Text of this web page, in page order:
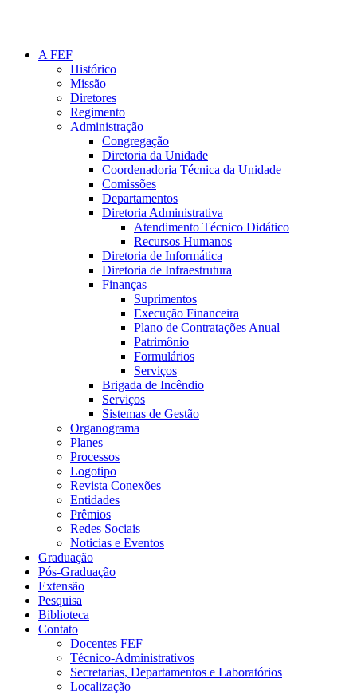
A FEF
Histórico
Missão
Diretores
Regimento
Administração
Congregação
Diretoria da Unidade
Coordenadoria Técnica da Unidade
Comissões
Departamentos
Diretoria Administrativa
Atendimento Técnico Didático
Recursos Humanos
Diretoria de Informática
Diretoria de Infraestrutura
Finanças
Suprimentos
Execução Financeira
Plano de Contratações Anual
Patrimônio
Formulários
Serviços
Brigada de Incêndio
Serviços
Sistemas de Gestão
Organograma
Planes
Processos
Logotipo
Revista Conexões
Entidades
Prêmios
Redes Sociais
Noticias e Eventos
Graduação
Pós-Graduação
Extensão
Pesquisa
Biblioteca
Contato
Docentes FEF
Técnico-Administrativos
Secretarias, Departamentos e Laboratórios
Localização